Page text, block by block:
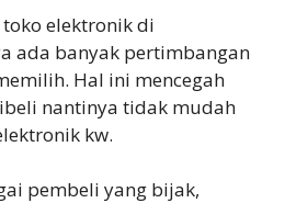
elektronik di
ada banyak pertimbangan
Hal ini mencegah
nantinya tidak mudah
kw.
pembeli yang bijak,